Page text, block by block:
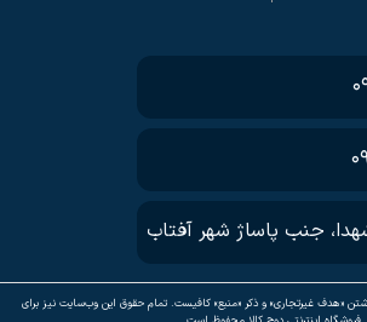
جنب پاساژ شهر آفتاب
«هدف غیرتجاری» و ذکر «منبع» کافیست. تمام حقوق اين وب‌سايت نیز برای